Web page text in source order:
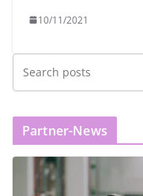
10/11/2021
Partner-News